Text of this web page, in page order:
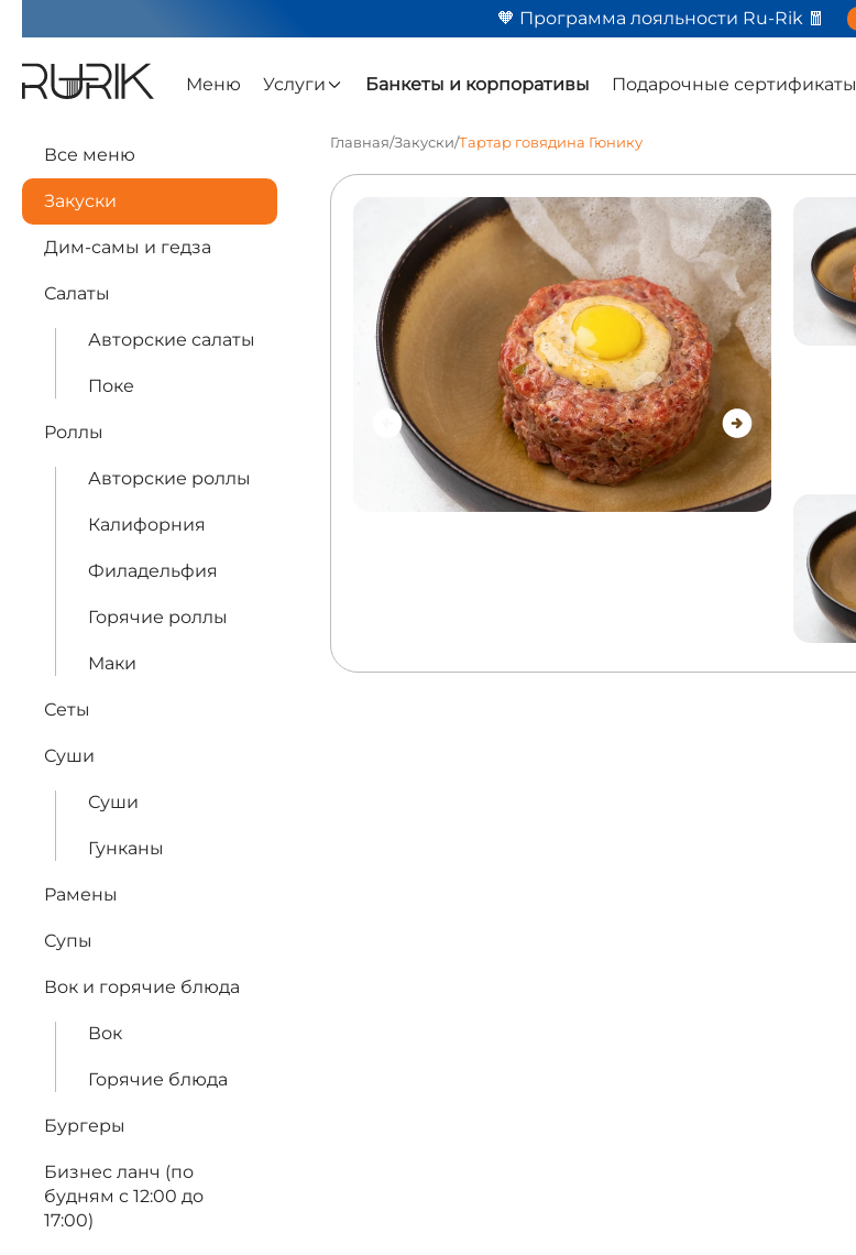
🧡 Программа лояльности Ru-Rik 🧧
Меню Услуги Банкеты и корпоративы Подарочные сертификаты
Все меню
Закуски
Дим-самы и гедза
Салаты
Авторские салаты
Поке
Роллы
Авторские роллы
Калифорния
Филадельфия
Горячие роллы
Маки
Сеты
Суши
Суши
Гунканы
Рамены
Супы
Вок и горячие блюда
Вок
Горячие блюда
Бургеры
Бизнес ланч (по
будням с 12:00 до
17:00)
Главная/Закуски/Тартар говядина Гюнику